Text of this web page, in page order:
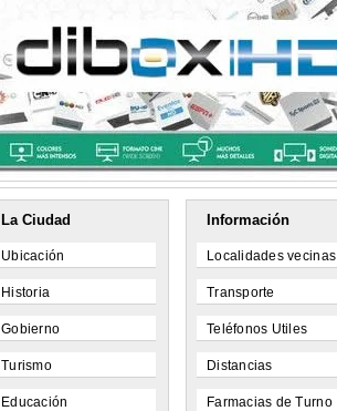
La Ciudad
Ubicación
Historia
Gobierno
Turismo
Educación
Información
Localidades vecinas
Transporte
Teléfonos Utiles
Distancias
Farmacias de Turno